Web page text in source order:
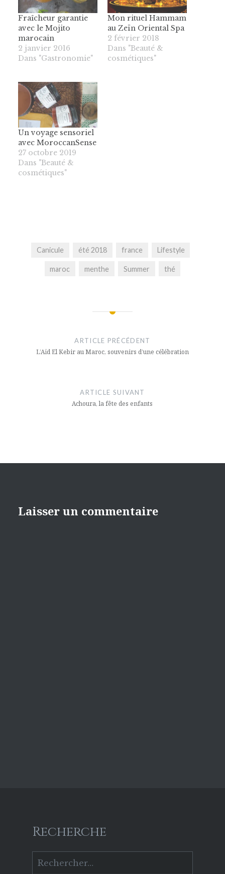
Fraîcheur garantie
avec le Mojito
marocain
2 janvier 2016
Dans "Gastronomie"
Mon rituel Hammam
au Zeïn Oriental Spa
2 février 2018
Dans "Beauté &
cosmétiques"
Un voyage sensoriel
avec MoroccanSense
27 octobre 2019
Dans "Beauté &
cosmétiques"
Canicule été 2018 france Lifestyle
maroc menthe Summer thé
l’article
ARTICLE PRÉCÉDENT
L’Aïd El Kebir au Maroc, souvenirs d’une célébration
ARTICLE SUIVANT
Achoura, la fête des enfants
Laisser un commentaire
Recherche